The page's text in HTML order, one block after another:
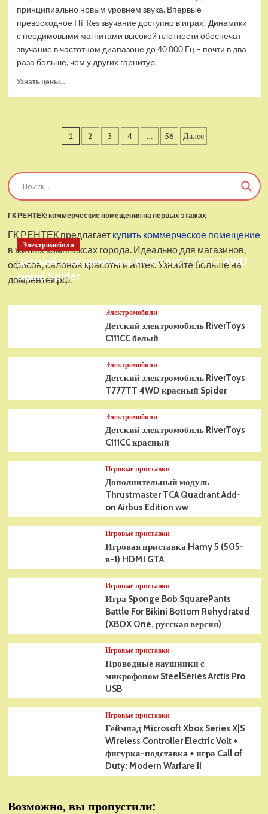
принципиально новым уровнем звука. Впервые
превосходное Hi-Res звучание доступно в играх! Динамики
с неодимовыми магнитами высокой плотности обеспечат
звучание в частотном диапазоне до 40 000 Гц – почти в два
раза больше, чем у других гарнитур.
Узнать цены...
наушники
Arctis
Пагинация
1 2 3 4 … 56 Далее
ГК РЕНТЕК: коммерческие помещения на первых этажах
ГК РЕНТЕК предлагает купить коммерческое помещение
в жилых комплексах города. Идеально для магазинов,
офисов, салонов красоты и аптек. Узнайте больше на
домрентек.рф.
Электромобили
Детский электромобиль RiverToys T777TT 4WD
синий Spider
Электромобили
Детский электромобиль RiverToys
C111CC белый
Электромобили
Детский электромобиль RiverToys
T777TT 4WD красный Spider
Электромобили
Детский электромобиль RiverToys
C111CC красный
Игровые приставки
Дополнительный модуль
Thrustmaster TCA Quadrant Add-
on Airbus Edition ww
Игровые приставки
Игровая приставка Hamy 5 (505-
в-1) HDMI GTA
Игровые приставки
Игра Sponge Bob SquarePants
Battle For Bikini Bottom Rehydrated
(XBOX One, русская версия)
Игровые приставки
Проводные наушники с
микрофоном SteelSeries Arctis Pro
USB
Игровые приставки
Геймпад Microsoft Xbox Series X|S
Wireless Controller Electric Volt +
фигурка-подставка + игра Call of
Duty: Modern Warfare II
Возможно, вы пропустили: